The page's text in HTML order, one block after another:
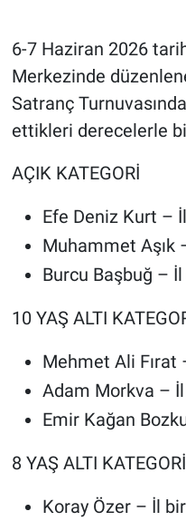
6-7 Haziran 2026
Merkezinde
Satranç
ettikleri derecelerle
AÇIK KATEGORİ
Efe Deniz Kurt –
Muhammet Aşık
Burcu Başbuğ –
10 YAŞ ALTI
Mehmet Ali Fırat
Adam Morkva –
Emir Kağan
8 YAŞ ALTI
Koray Özer – İl
Kayseri
Niğde
Aksaray
Yerel
Genel
Asayiş
Kültür - Sanat
Politika
Magazin
Çevre